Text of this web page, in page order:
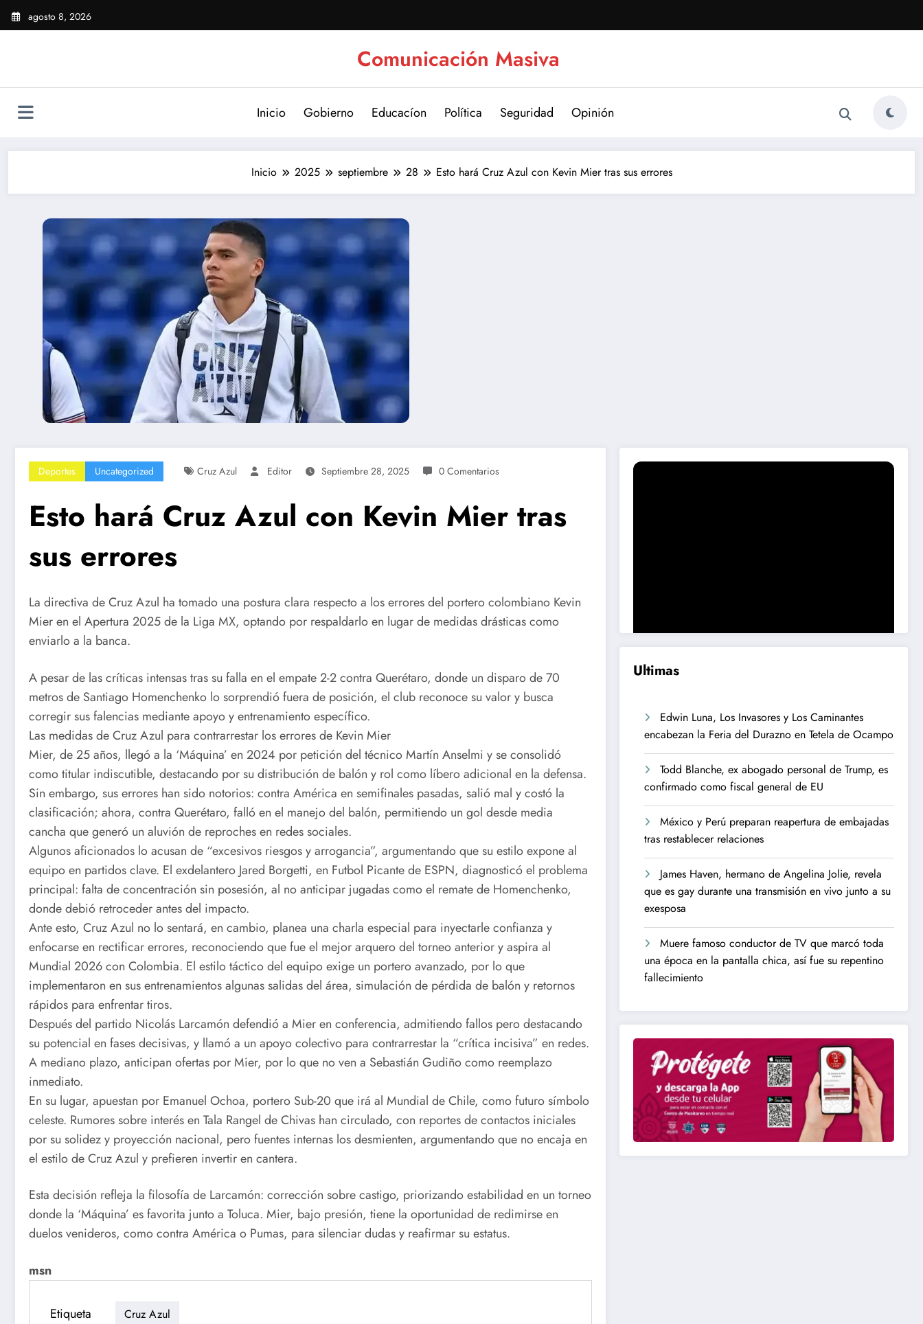
Saltar
agosto 8, 2026
Comunicación Masiva
Inicio Gobierno Educacíon Política Seguridad Opinión
Inicio 2025 septiembre 28 Esto hará Cruz Azul con Kevin Mier tras sus errores
Deportes Uncategorized Cruz Azul Editor Septiembre 28, 2025 0 Comentarios
Esto hará Cruz Azul con Kevin Mier tras
sus errores
La directiva de Cruz Azul ha tomado una postura clara respecto a los errores del portero colombiano Kevin
Mier en el Apertura 2025 de la Liga MX, optando por respaldarlo en lugar de medidas drásticas como
enviarlo a la banca.
A pesar de las críticas intensas tras su falla en el empate 2-2 contra Querétaro, donde un disparo de 70
metros de Santiago Homenchenko lo sorprendió fuera de posición, el club reconoce su valor y busca
corregir sus falencias mediante apoyo y entrenamiento específico.
Las medidas de Cruz Azul para contrarrestar los errores de Kevin Mier
Mier, de 25 años, llegó a la ‘Máquina’ en 2024 por petición del técnico Martín Anselmi y se consolidó
como titular indiscutible, destacando por su distribución de balón y rol como líbero adicional en la defensa.
Sin embargo, sus errores han sido notorios: contra América en semifinales pasadas, salió mal y costó la
clasificación; ahora, contra Querétaro, falló en el manejo del balón, permitiendo un gol desde media
cancha que generó un aluvión de reproches en redes sociales.
Algunos aficionados lo acusan de “excesivos riesgos y arrogancia”, argumentando que su estilo expone al
equipo en partidos clave. El exdelantero Jared Borgetti, en Futbol Picante de ESPN, diagnosticó el problema
principal: falta de concentración sin posesión, al no anticipar jugadas como el remate de Homenchenko,
donde debió retroceder antes del impacto.
Ante esto, Cruz Azul no lo sentará, en cambio, planea una charla especial para inyectarle confianza y
enfocarse en rectificar errores, reconociendo que fue el mejor arquero del torneo anterior y aspira al
Mundial 2026 con Colombia. El estilo táctico del equipo exige un portero avanzado, por lo que
implementaron en sus entrenamientos algunas salidas del área, simulación de pérdida de balón y retornos
rápidos para enfrentar tiros.
Después del partido Nicolás Larcamón defendió a Mier en conferencia, admitiendo fallos pero destacando
su potencial en fases decisivas, y llamó a un apoyo colectivo para contrarrestar la “crítica incisiva” en redes.
A mediano plazo, anticipan ofertas por Mier, por lo que no ven a Sebastián Gudiño como reemplazo
inmediato.
En su lugar, apuestan por Emanuel Ochoa, portero Sub-20 que irá al Mundial de Chile, como futuro símbolo
celeste. Rumores sobre interés en Tala Rangel de Chivas han circulado, con reportes de contactos iniciales
por su solidez y proyección nacional, pero fuentes internas los desmienten, argumentando que no encaja en
el estilo de Cruz Azul y prefieren invertir en cantera.
Esta decisión refleja la filosofía de Larcamón: corrección sobre castigo, priorizando estabilidad en un torneo
donde la ‘Máquina’ es favorita junto a Toluca. Mier, bajo presión, tiene la oportunidad de redimirse en
duelos venideros, como contra América o Pumas, para silenciar dudas y reafirmar su estatus.
msn
Etiqueta Cruz Azul
Ultimas
Edwin Luna, Los Invasores y Los Caminantes
encabezan la Feria del Durazno en Tetela de Ocampo
Todd Blanche, ex abogado personal de Trump, es
confirmado como fiscal general de EU
México y Perú preparan reapertura de embajadas
tras restablecer relaciones
James Haven, hermano de Angelina Jolie, revela
que es gay durante una transmisión en vivo junto a su
exesposa
Muere famoso conductor de TV que marcó toda
una época en la pantalla chica, así fue su repentino
fallecimiento